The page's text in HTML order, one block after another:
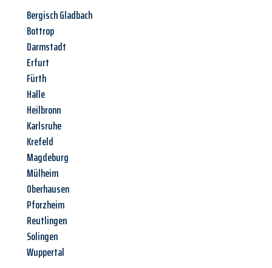
Bergisch Gladbach
Bottrop
Darmstadt
Erfurt
Fürth
Halle
Heilbronn
Karlsruhe
Krefeld
Magdeburg
Mülheim
Oberhausen
Pforzheim
Reutlingen
Solingen
Wuppertal